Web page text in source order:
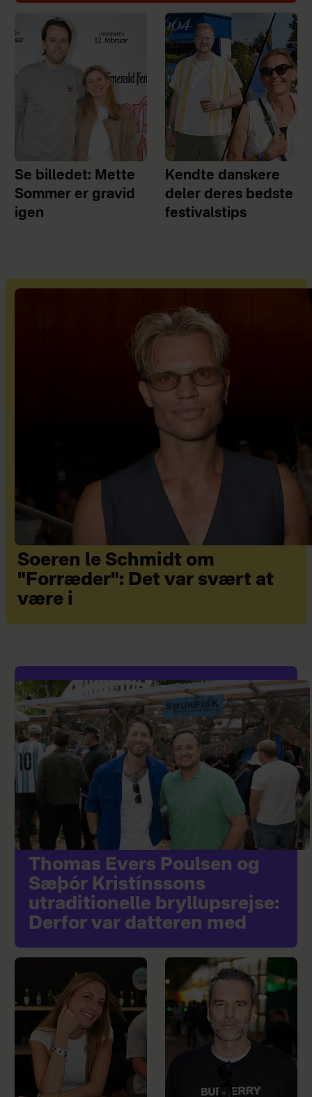
Se billedet: Mette
Sommer er gravid
igen
Kendte danskere
deler deres bedste
festivalstips
Soeren le Schmidt om
"Forræder": Det var svært at
være i
Thomas Evers Poulsen og
Sæþór Kristínssons
utraditionelle bryllupsrejse:
Derfor var datteren med